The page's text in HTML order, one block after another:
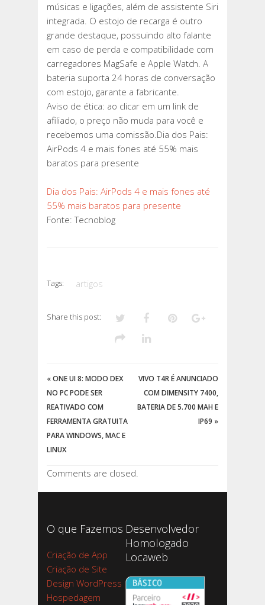
músicas e ligações, além de assistente Siri
integrada. O estojo de recarga é outro
grande destaque, possuindo alto falante
em caso de perda e compatibilidade com
carregadores MagSafe e Apple Watch. A
bateria suporta 24 horas de conversação
com estojo, garante a fabricante.
Aviso de ética: ao clicar em um link de
afiliado, o preço não muda para você e
recebemos uma comissão.Dia dos Pais:
AirPods 4 e mais fones até 55% mais
baratos para presente
Dia dos Pais: AirPods 4 e mais fones até
55% mais baratos para presente
Fonte: Tecnoblog
Tags: artigos
Share this post:
«ONE UI 8: MODO DEX
NO PC PODE SER
REATIVADO COM
FERRAMENTA GRATUITA
PARA WINDOWS, MAC E
LINUX
VIVO T4R É ANUNCIADO
COM DIMENSITY 7400,
BATERIA DE 5.700 MAH E
IP69 »
Comments are closed.
O que Fazemos
Criação de App
Criação de Site
Design WordPress
Hospedagem
Desenvolvedor
Homologado
Locaweb